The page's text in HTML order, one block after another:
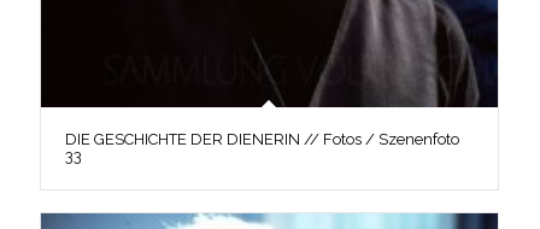
DIE GESCHICHTE DER DIENERIN // Fotos / Szenenfoto
33